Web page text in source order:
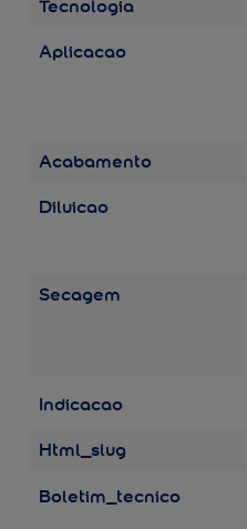
Aplicacao
Acabamento
Diluicao
Secagem
Indicacao
Html_slug
Boletim_tecnico